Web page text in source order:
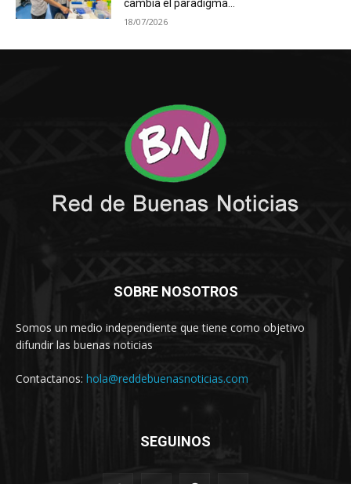
cambia el paradigma...
18/07/2026
SOBRE NOSOTROS
Somos un medio independiente que tiene como objetivo
difundir las buenas noticias
Contactanos: hola@reddebuenasnoticias.com
SEGUINOS